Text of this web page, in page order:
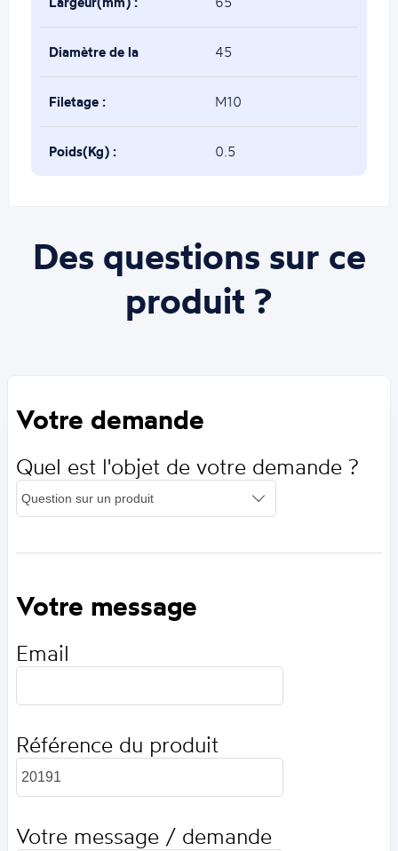
Diamètre de la
base(mm) :
45
Filetage : M10
Poids(Kg) : 0.5
Des questions sur ce
produit ?
Votre demande
Quel est l'objet de votre demande ?
Votre message
Email
Référence du produit
Votre message / demande